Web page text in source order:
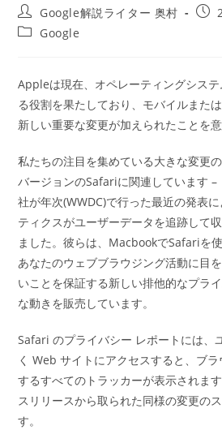
投
稿
者:
Google解説ライター 奥村
投
投
テ
ゴ
リ
ー:
Google
Appleは現在、オペレーティングシス
る役割を果たしており、モバイルまた
新しい重要な変更が加えられたことを意
私たちの注目を集めている大きな変更
バージョンのSafariに関連しています –
社が年次(WWDC)で行った最近の発表
ティクスがユーザーデータを追跡して
ました。彼らは、MacbookでSafariを
あなたのウェブブラウジング活動に目
いことを保証する新しい排他的なプラ
な動きを販売しています。
Safari のプライバシー レポートには、
く Web サイトにアクセスすると、ブ
するすべてのトラッカーが表示されま
スリリースから取られた同様の変更の
す。